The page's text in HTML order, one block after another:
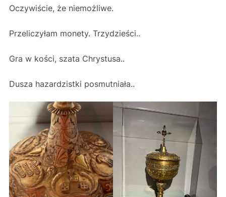
Oczywiście, że niemożliwe.
Przeliczyłam monety. Trzydzieści..
Gra w kości, szata Chrystusa..
Dusza hazardzistki posmutniała..